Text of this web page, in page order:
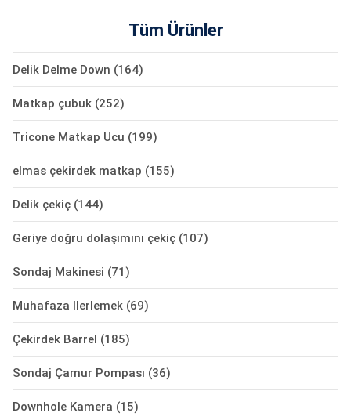
Tüm Ürünler
Delik Delme Down (164)
Matkap çubuk (252)
Tricone Matkap Ucu (199)
elmas çekirdek matkap (155)
Delik çekiç (144)
Geriye doğru dolaşımını çekiç (107)
Sondaj Makinesi (71)
Muhafaza Ilerlemek (69)
Çekirdek Barrel (185)
Sondaj Çamur Pompası (36)
Downhole Kamera (15)